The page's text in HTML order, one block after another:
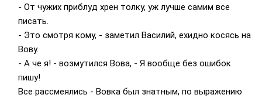
- От чужих приблуд хрен толку, уж лучше самим все
писать.
- Это смотря кому, - заметил Василий, ехидно косясь на
Вову.
- А че я! - возмутился Вова, - Я вообще без ошибок
пишу!
Все рассмеялись - Вовка был знатным, по выражению